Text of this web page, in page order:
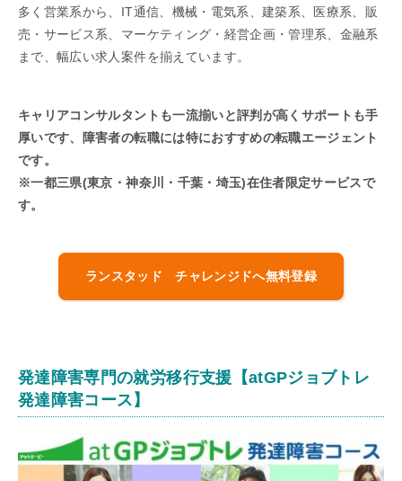
多く営業系から、IT通信、機械・電気系、建築系、医療系、販
売・サービス系、マーケティング・経営企画・管理系、金融系
まで、幅広い求人案件を揃えています。
キャリアコンサルタントも一流揃いと評判が高くサポートも手
厚いです、障害者の転職には特におすすめの転職エージェント
です。
※一都三県(東京・神奈川・千葉・ 埼玉)在住者限定サービスで
す。
ランスタッド チャレンジドへ無料登録
発達障害専門の就労移行支援【atGPジョブトレ
発達障害コース 】